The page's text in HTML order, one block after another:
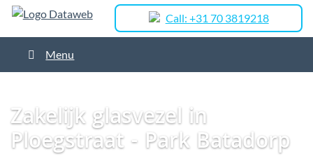
Call: +31 70 3819218
Menu
Zakelijk glasvezel in
Ploegstraat - Park Batadorp